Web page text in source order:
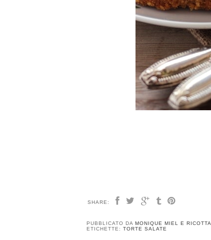
SHARE:
PUBBLICATO DA MONIQUE MIEL E RICOTTA
ETICHETTE: TORTE SALATE